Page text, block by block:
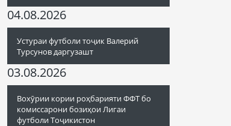
04.08.2026
Устураи футболи тоҷик Валерий
Турсунов даргузашт
03.08.2026
Вохӯрии кории роҳбарияти ФФТ бо
комиссарони бозиҳои Лигаи
футболи Тоҷикистон